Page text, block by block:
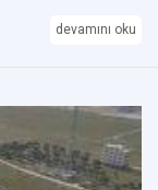
devamını oku